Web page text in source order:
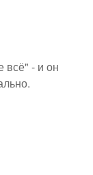
всё" - и он